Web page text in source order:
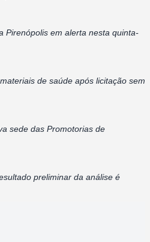
Pirenópolis em alerta nesta quinta-
de saúde após licitação sem
sede das Promotorias de
preliminar da análise é